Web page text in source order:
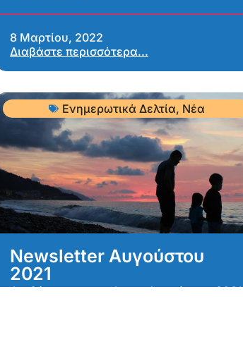
8 Μαρτίου, 2022
Διαβάστε περισσότερα...
Ενημερωτικά Δελτία, Νέα
Newsletter Αυγούστου
2021
Διαβάστε το newsletter Αυγούστου 2021